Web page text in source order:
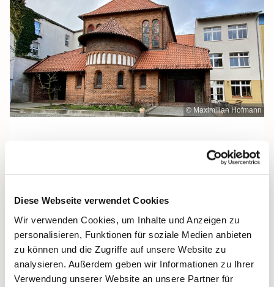
Diese Webseite verwendet Cookies
Wir verwenden Cookies, um Inhalte und Anzeigen zu
personalisieren, Funktionen für soziale Medien anbieten
zu können und die Zugriffe auf unsere Website zu
analysieren. Außerdem geben wir Informationen zu Ihrer
Verwendung unserer Website an unsere Partner für
© Maximilian Hofmann
Sonntag, 9. Januar 2028, 10:30 Uhr
Heilige Dreifaltigkeit, Stralsund,
Frankenwall 7, 18439 Stralsund